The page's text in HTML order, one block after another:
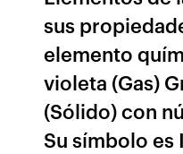
sus
elemento
violeta (Gas)
(Sólido) con
Su símbolo es